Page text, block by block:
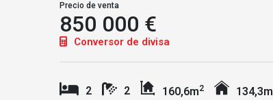
Precio de venta
850 000 €
Conversor de divisa
2 2 160,6m2 134,3m